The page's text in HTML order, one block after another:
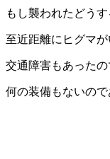
もし襲われたどう
至近距離にヒグマが
交通障害もあった
何の装備もないの